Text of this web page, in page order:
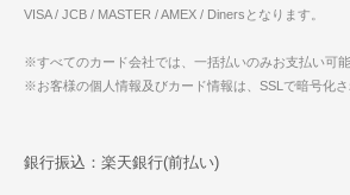
VISA / JCB / MASTER / AMEX / Dinersとなります。
※すべてのカード会社では、一括払いのみお支払い可能
※お客様の個人情報及びカード情報は、SSLで暗号化
銀行振込：楽天銀行(前払い)